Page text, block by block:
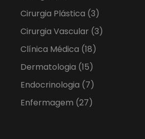
Cirurgia Plástica (3)
Cirurgia Vascular (3)
Clínica Médica (18)
Dermatologia (15)
Endocrinologia (7)
Enfermagem (27)